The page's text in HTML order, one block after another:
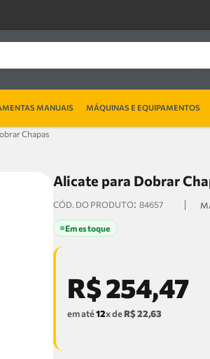
MANUAIS MÁQUINAS E EQUIPAMENTOS
Chapas
Alicate para Dobrar
: 84657
Em estoque
R$254,47
em até12x deR$22,63